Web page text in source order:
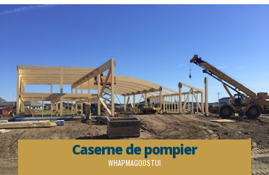
Caserne de pompier
WHAPMAGOOSTUI